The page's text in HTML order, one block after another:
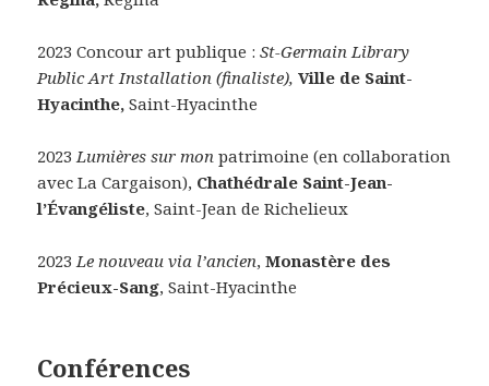
2023 Concour art publique :St-Germain Library
Public Art Installation (finaliste), Ville de Saint-
Hyacinthe, Saint-Hyacinthe
2023Lumières sur monpatrimoine (en collaboration
avec La Cargaison), Chathédrale Saint-Jean-
l’Évangéliste, Saint-Jean de Richelieux
2023Le nouveau via l’ancien,Monastère des
Précieux-Sang, Saint-Hyacinthe
Conférences